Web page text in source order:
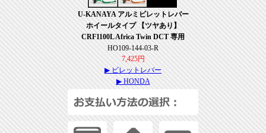
U-KANAYA アルミビレットレバー
ホイールタイプ 【ツヤあり】
CRF1100L Africa Twin DCT 専用
HO109-144-03-R
7,425円
▶ ビレットレバー
▶ HONDA